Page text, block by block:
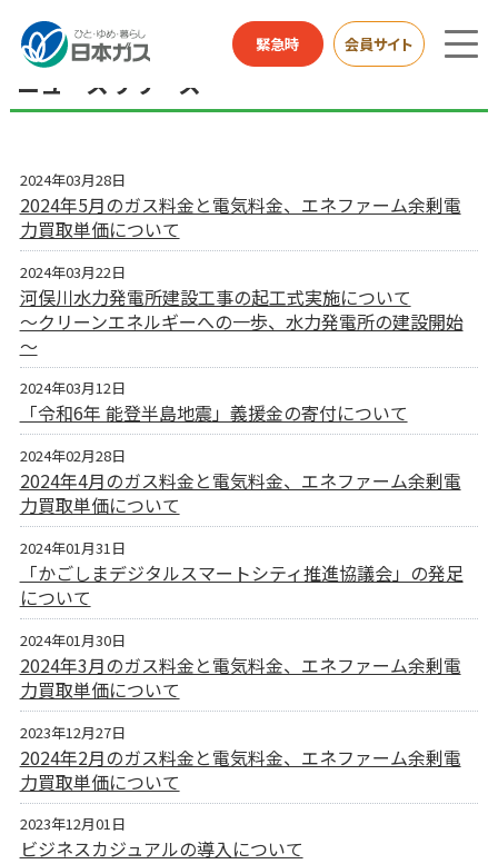
緊急時 会員サイト
総合HOME お知らせ ニュースリリース
ニュースリリース
2024年03月28日
2024年5月のガス料金と電気料金、エネファーム余剰電
力買取単価について
2024年03月22日
河俣川水力発電所建設工事の起工式実施について
～クリーンエネルギーへの一歩、水力発電所の建設開始
～
2024年03月12日
「令和6年 能登半島地震」義援金の寄付について
2024年02月28日
2024年4月のガス料金と電気料金、エネファーム余剰電
力買取単価について
2024年01月31日
「かごしまデジタルスマートシティ推進協議会」の発足
について
2024年01月30日
2024年3月のガス料金と電気料金、エネファーム余剰電
力買取単価について
2023年12月27日
2024年2月のガス料金と電気料金、エネファーム余剰電
力買取単価について
2023年12月01日
ビジネスカジュアルの導入について